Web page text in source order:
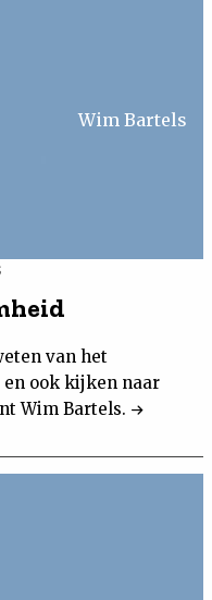
Wim Bartels
van het
ook kijken naar
Wim Bartels.